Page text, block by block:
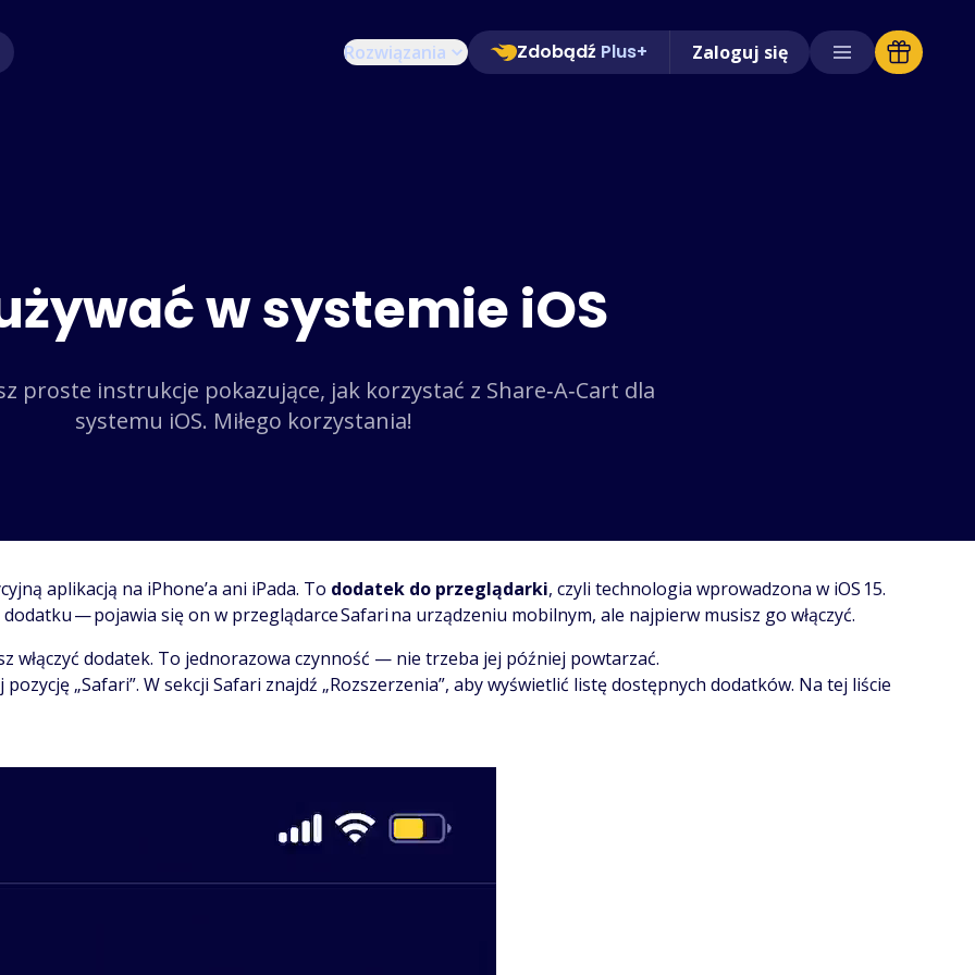
Rozwiązania Zdobądź Plus+ Zaloguj się
w systemie iOS
proste instrukcje pokazujące, jak korzystać z Share‑A‑Cart dla
systemu iOS. Miłego korzystania!
aplikacją na iPhone’a ani iPada. To dodatek do przeglądarki, czyli technologia wprowadzona w iOS 15.
— pojawia się on w przeglądarce Safari na urządzeniu mobilnym, ale najpierw musisz go włączyć.
włączyć dodatek. To jednorazowa czynność — nie trzeba jej później powtarzać.
„Safari”. W sekcji Safari znajdź „Rozszerzenia”, aby wyświetlić listę dostępnych dodatków. Na tej liście